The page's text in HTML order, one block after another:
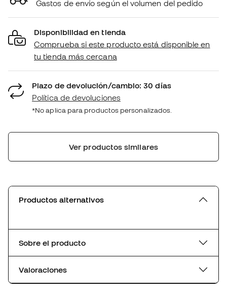
Gastos de envío según el volumen del pedido
Disponibilidad en tienda
Comprueba si este producto está disponible en
tu tienda más cercana
Plazo de devolución/cambio: 30 días
Política de devoluciones
*No aplica para productos personalizados.
Ver productos similares
Productos alternativos
Sobre el producto
Valoraciones